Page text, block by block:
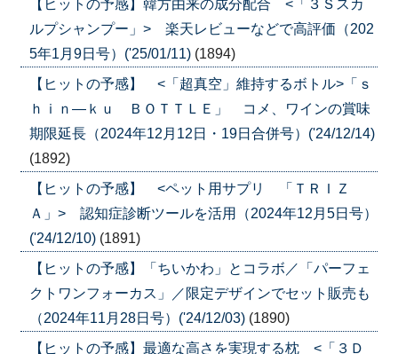
【ヒットの予感】韓方由来の成分配合 <「３Ｓスカ
ルプシャンプー」> 楽天レビューなどで高評価（202
5年1月9日号）('25/01/11) (1894)
【ヒットの予感】 <「超真空」維持するボトル>「ｓ
ｈｉｎ―ｋｕ ＢＯＴＴＬＥ」 コメ、ワインの賞味
期限延長（2024年12月12日・19日合併号）('24/12/14)
(1892)
【ヒットの予感】 <ペット用サプリ 「ＴＲＩＺ
Ａ」> 認知症診断ツールを活用（2024年12月5日号）
('24/12/10) (1891)
【ヒットの予感】「ちいかわ」とコラボ／「パーフェ
クトワンフォーカス」／限定デザインでセット販売も
（2024年11月28日号）('24/12/03) (1890)
【ヒットの予感】最適な高さを実現する枕 <「３Ｄ